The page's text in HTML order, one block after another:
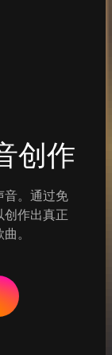
创作
音。通过免
创作出真正
。